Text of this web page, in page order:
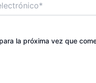
la próxima vez que